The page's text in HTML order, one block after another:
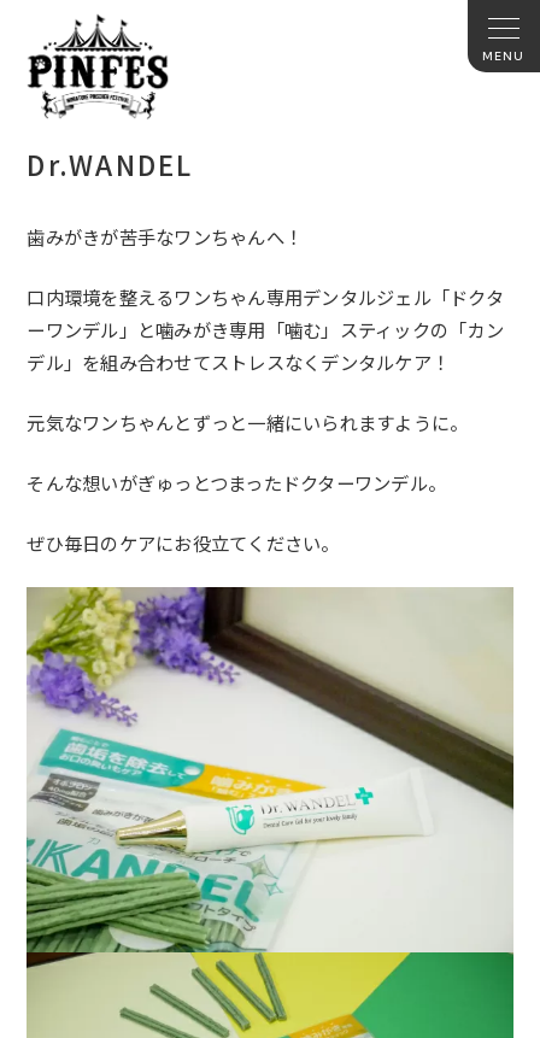
Dr.WANDEL
歯みがきが苦手なワンちゃんへ！
口内環境を整えるワンちゃん専用デンタルジェル「ドクタ
ーワンデル」と噛みがき専用「噛む」スティックの「カン
デル」を組み合わせてストレスなくデンタルケア！
元気なワンちゃんとずっと一緒にいられますように。
そんな想いがぎゅっとつまったドクターワンデル。
ぜひ毎日のケアにお役立てください。